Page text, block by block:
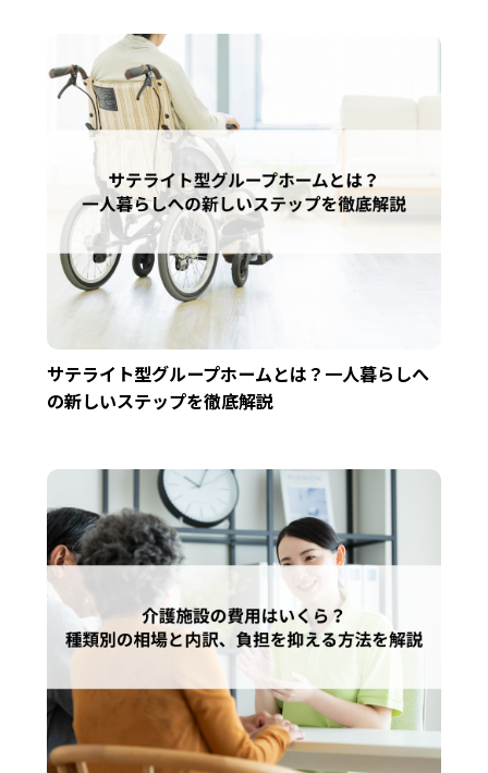
サテライト型グループホームとは？一人暮らしへ
の新しいステップを徹底解説